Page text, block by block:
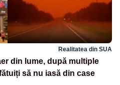
Realitatea din SUA
din lume, după multiple
să nu iasă din case